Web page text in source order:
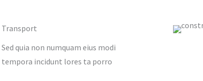
Transport​
Sed quia non numquam eius modi
tempora incidunt lores ta porro